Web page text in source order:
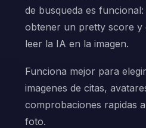
de busqueda es
obtener un pretty score y
leer la IA en la imagen.
Funciona mejor para
imagenes de citas,
comprobaciones rapidas
foto.